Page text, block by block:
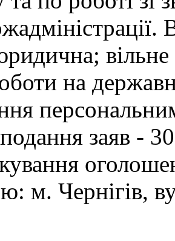
на
заяв -
м. Чернігів,